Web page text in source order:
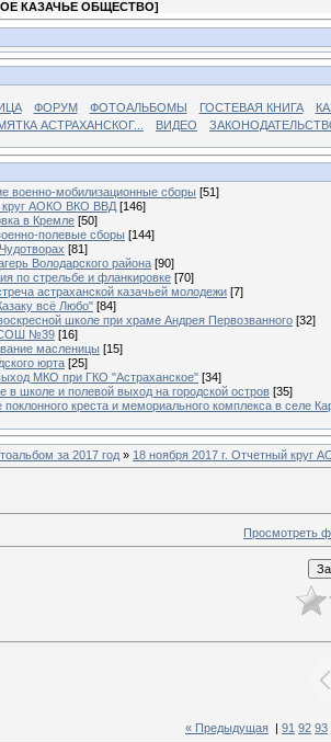
КАЗАЧЬЕ ОБЩЕСТВО]
ФОРУМ ФОТОАЛЬБОМЫ ГОСТЕВАЯ КНИГА
АСТРАХАНСКОГ...
ВИДЕО
военно-мобилизационные сборы [51]
круг АОКО ВКО ВВД [146]
в Кремле [50]
полевые сборы [144]
[81]
Володарского района [90]
по стрельбе и фланкировке [70]
астраханской казачьей молодежи [7]
всё Любо" [84]
школе при храме Андрея Первозванного [32]
СОШ №39 [16]
масленицы [15]
юрта [25]
МКО при ГКО "Астраханское" [34]
в школе и полевой выход на городской остров [35]
креста и мемориального комплекса в селе
за 2017 год » 18 ноября 2017 г. Отчетный круг
Просмотреть
« Предыдущая 91 92 93